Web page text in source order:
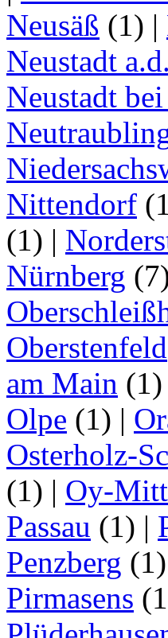
Neusäß (1) |
Neustadt
Neustadt
Nittendorf
(1) |
Nürnberg
Oberstenfeld
am Main (1)
Olpe (1) |
Osterholz-
(1) | Oy-
Passau (1) |
Penzberg (1)
Pirmasens